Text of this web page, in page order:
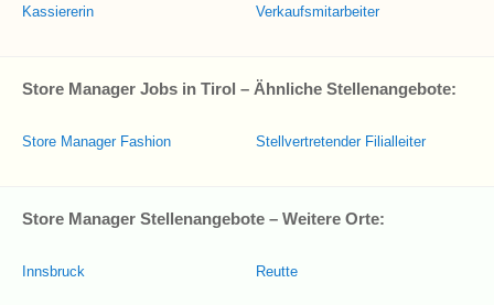
Kassiererin Verkaufsmitarbeiter
Store Manager Jobs in Tirol – Ähnliche Stellenangebote:
Store Manager Fashion Stellvertretender Filialleiter
Store Manager Stellenangebote – Weitere Orte:
Innsbruck Reutte